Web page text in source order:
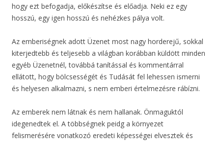
hogy ezt befogadja, előkészítse és előadja. Neki ez egy
hosszú, egy igen hosszú és nehézkes pálya volt.
Az emberiségnek adott Üzenet most nagy horderejű, sokkal
kiterjedtebb és teljesebb a világban korábban küldött minden
egyéb Üzenetnél, továbbá tanítással és kommentárral
ellátott, hogy bölcsességét és Tudását fel lehessen ismerni
és helyesen alkalmazni, s nem emberi értelmezésre rábízni.
Az emberek nem látnak és nem hallanak. Önmaguktól
idegenedtek el. A többségnek peidg a környezet
felismerésére vonatkozó eredeti képességei elvesztek és